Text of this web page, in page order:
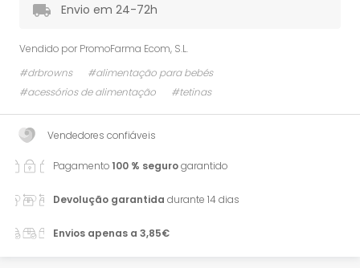
Envio em 24-72h
Vendido por PromoFarma Ecom, S.L.
#drbrowns
#alimentação para bebés
#acessórios de alimentação
#tetinas
Vendedores confiáveis
Pagamento100 % segurogarantido
Devolução garantida durante 14 dias
Envios apenas a 3,85€